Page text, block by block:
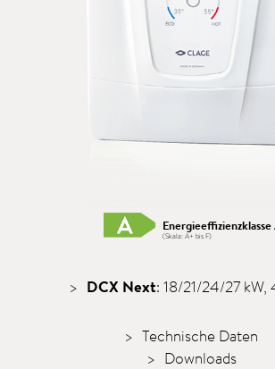
Energieeffizienzklasse
(Skala: A+ bis F)
DCX Next: 18/21/24/27
Technische Daten
Downloads